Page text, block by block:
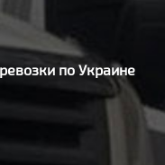
по Украине